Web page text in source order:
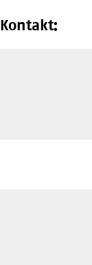
Kontakt: